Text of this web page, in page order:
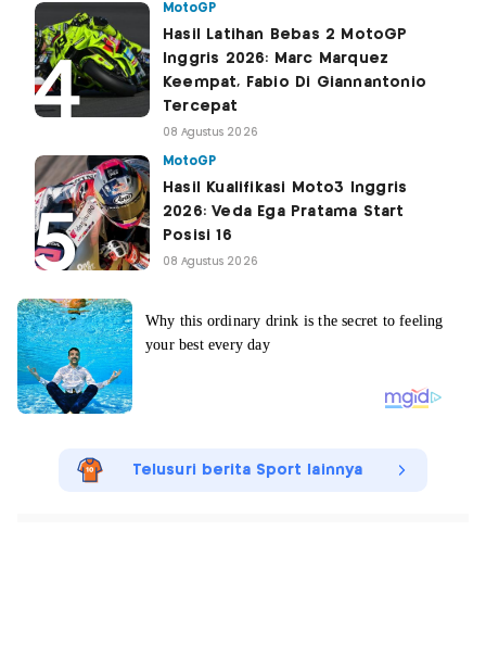
MotoGP
Hasil Latihan Bebas 2 MotoGP
Inggris 2026: Marc Marquez
Keempat, Fabio Di Giannantonio
Tercepat
08 Agustus 2026
MotoGP
Hasil Kualifikasi Moto3 Inggris
2026: Veda Ega Pratama Start
Posisi 16
08 Agustus 2026
Telusuri berita Sport lainnya